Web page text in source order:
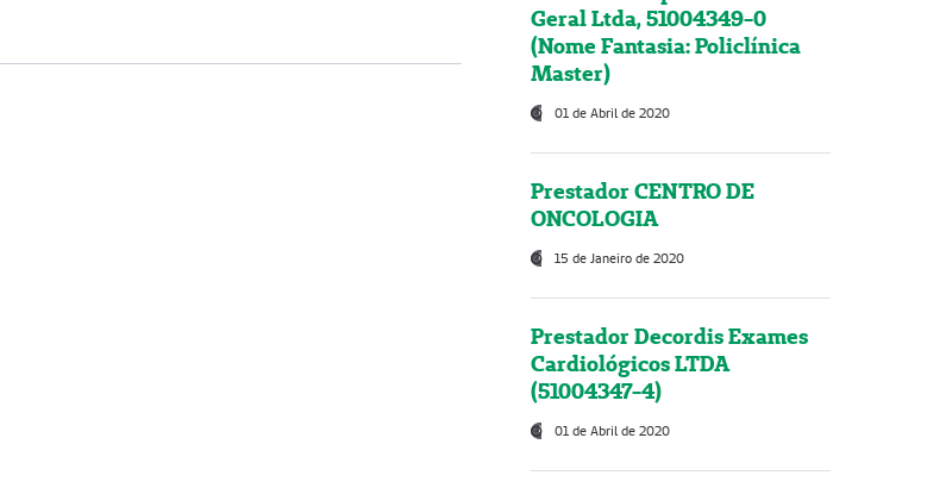
Geral Ltda, 51004349-0
(Nome Fantasia: Policlínica
Master)
01 de Abril de 2020
Prestador CENTRO DE
ONCOLOGIA
15 de Janeiro de 2020
Prestador Decordis Exames
Cardiológicos LTDA
(51004347-4)
01 de Abril de 2020